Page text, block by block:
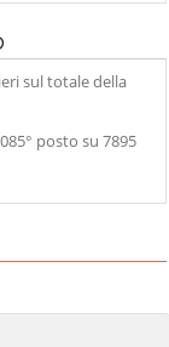
sul totale della
posto su 7895